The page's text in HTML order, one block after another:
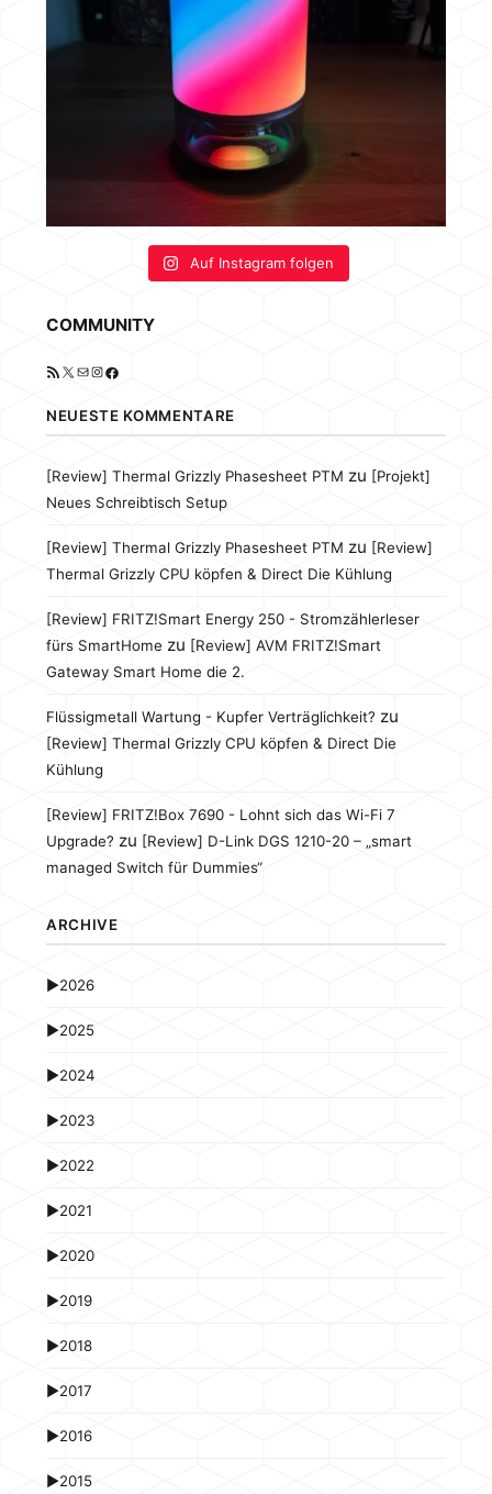
Auf Instagram folgen
COMMUNITY
RSS-Feed
X E-MailInstagram
Facebook
NEUESTE KOMMENTARE
[Review] Thermal Grizzly Phasesheet PTM zu [Projekt]
Neues Schreibtisch Setup
[Review] Thermal Grizzly Phasesheet PTM zu [Review]
Thermal Grizzly CPU köpfen & Direct Die Kühlung
[Review] FRITZ!Smart Energy 250 - Stromzählerleser
fürs SmartHome zu [Review] AVM FRITZ!Smart
Gateway Smart Home die 2.
Flüssigmetall Wartung - Kupfer Verträglichkeit? zu
[Review] Thermal Grizzly CPU köpfen & Direct Die
Kühlung
[Review] FRITZ!Box 7690 - Lohnt sich das Wi-Fi 7
Upgrade? zu [Review] D-Link DGS 1210-20 – „smart
managed Switch für Dummies“
ARCHIVE
►2026
►2025
►2024
►2023
►2022
►2021
►2020
►2019
►2018
►2017
►2016
►2015